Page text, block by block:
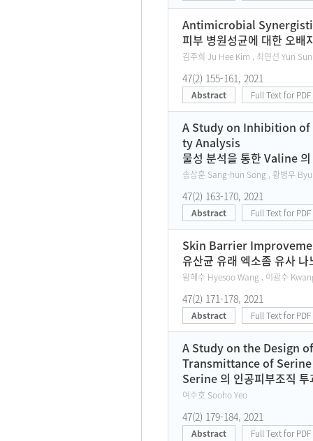
Antimicrobial
피부 병원성균에 대한 오배
김주희 Ju Hee Kim , 최연선 Yun
47(2) 155-161, 2021
Abstract Full Text for PDF
A Study on Inhibition
ty Analysis
물성 분석을 통한 Valine
송상훈 Sang-hun Song , 황병우
47(2) 163-170, 2021
Abstract Full Text for PDF
Skin Barrier
유산균 유래 엑소좀 유사
왕혜수 Hyesoo Wang , 이광수
47(2) 171-178, 2021
Abstract Full Text for PDF
A Study on the Design
Transmittance of Serine
Serine 의 인공피부조직
여수호 Sooho Yeo
47(2) 179-184, 2021
Abstract Full Text for PDF